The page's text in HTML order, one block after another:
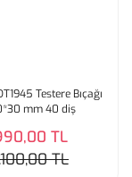
Testere Bıçağı
mm 40 diş
TL
TL